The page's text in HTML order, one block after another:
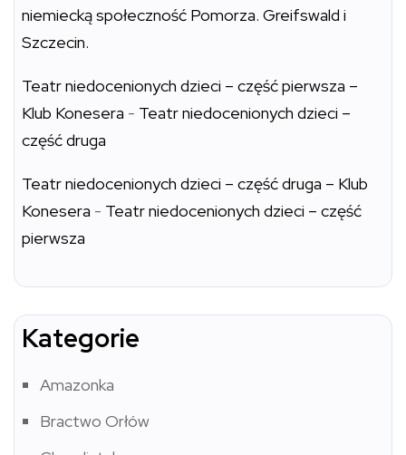
niemiecką społeczność Pomorza. Greifswald i
Szczecin.
Teatr niedocenionych dzieci – część pierwsza –
Klub Konesera - Teatr niedocenionych dzieci –
część druga
Teatr niedocenionych dzieci – część druga – Klub
Konesera - Teatr niedocenionych dzieci – część
pierwsza
Kategorie
Amazonka
Bractwo Orłów